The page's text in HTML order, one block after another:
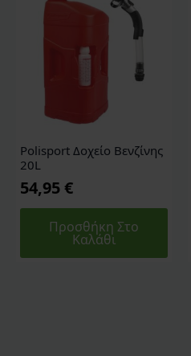
Polisport Δοχείο Βενζίνης
20L
54,95 €
Προσθήκη Στο
Καλάθι